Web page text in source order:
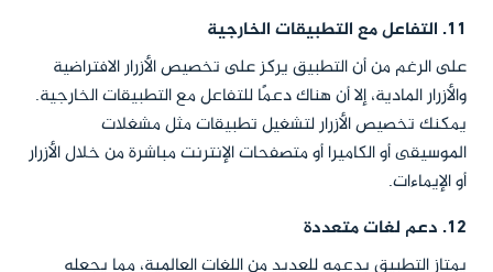
11. التفاعل مع التطبيقات الخارجية
على الرغم من أن التطبيق يركز على تخصيص الأزرار الافتراضية
والأزرار المادية، إلا أن هناك دعمًا للتفاعل مع التطبيقات الخارجية.
يمكنك تخصيص الأزرار لتشغيل تطبيقات مثل مشغلات
الموسيقى أو الكاميرا أو متصفحات الإنترنت مباشرة من خلال الأزرار
أو الإيماءات.
12. دعم لغات متعددة
يمتاز التطبيق بدعمه للعديد من اللغات العالمية، مما يجعله